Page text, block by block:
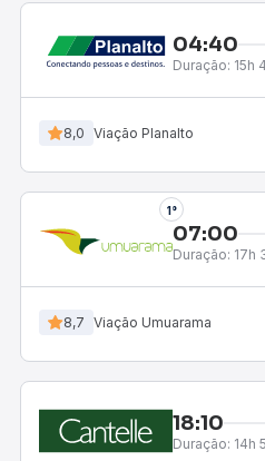
04:40
Duração: 15h
8,0 Viação Planalto
1°
07:00
Duração: 17h
8,7 Viação Umuarama
18:10
Duração: 14h